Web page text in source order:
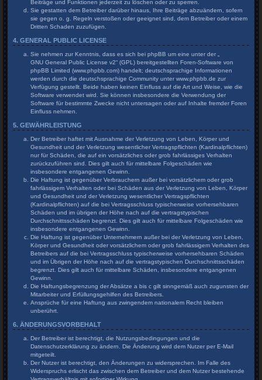
Beiträge und Funktionen jederzeit zu löschen oder zu sperren.
Sie gestatten dem Betreiber darüber hinaus, Ihre Beiträge abzuändern, sofern
sie gegen o. g. Regeln verstoßen oder geeignet sind, dem Betreiber oder einem
Dritten Schaden zuzufügen.
4. GENERAL PUBLIC LICENSE
Sie nehmen zur Kenntnis, dass es sich bei phpBB um eine unter der „
GNU General Public License v2“ (GPL) bereitgestellten Foren-Software von
phpBB Limited (www.phpbb.com) handelt; deutschsprachige Informationen
werden durch die deutschsprachige Community unter www.phpbb.de zur
Verfügung gestellt. Beide haben keinen Einfluss auf die Art und Weise, wie die
Software verwendet wird. Sie können insbesondere die Verwendung der
Software für bestimmte Zwecke nicht untersagen oder auf Inhalte fremder Foren
Einfluss nehmen.
5. GEWÄHRLEISTUNG
Der Betreiber haftet mit Ausnahme der Verletzung von Leben, Körper und
Gesundheit und der Verletzung wesentlicher Vertragspflichten (Kardinalpflichten)
nur für Schäden, die auf ein vorsätzliches oder grob fahrlässiges Verhalten
zurückzuführen sind. Dies gilt auch für mittelbare Folgeschäden wie
insbesondere entgangenen Gewinn.
Die Haftung ist gegenüber Verbrauchern außer bei vorsätzlichem oder grob
fahrlässigem Verhalten oder bei Schäden aus der Verletzung von Leben, Körper
und Gesundheit und der Verletzung wesentlicher Vertragspflichten
(Kardinalpflichten) auf die bei Vertragsschluss typischerweise vorhersehbaren
Schäden und im übrigen der Höhe nach auf die vertragstypischen
Durchschnittsschäden begrenzt. Dies gilt auch für mittelbare Folgeschäden wie
insbesondere entgangenen Gewinn.
Die Haftung ist gegenüber Unternehmern außer bei der Verletzung von Leben,
Körper und Gesundheit oder vorsätzlichem oder grob fahrlässigem Verhalten des
Betreibers auf die bei Vertragsschluss typischerweise vorhersehbaren Schäden
und im Übrigen der Höhe nach auf die vertragstypischen Durchschnittsschäden
begrenzt. Dies gilt auch für mittelbare Schäden, insbesondere entgangenen
Gewinn.
Die Haftungsbegrenzung der Absätze a bis c gilt sinngemäß auch zugunsten der
Mitarbeiter und Erfüllungsgehilfen des Betreibers.
Ansprüche für eine Haftung aus zwingendem nationalem Recht bleiben
unberührt.
6. ÄNDERUNGSVORBEHALT
Der Betreiber ist berechtigt, die Nutzungsbedingungen und die
Datenschutzerklärung zu ändern. Die Änderung wird dem Nutzer per E-Mail
mitgeteilt.
Der Nutzer ist berechtigt, den Änderungen zu widersprechen. Im Falle des
Widerspruchs erlischt das zwischen dem Betreiber und dem Nutzer bestehende